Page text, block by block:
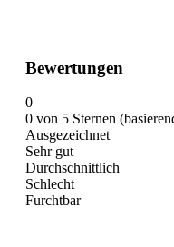
Bewertungen
0
0 von 5 Sternen
Ausgezeichnet
Sehr gut
Durchschnittlich
Schlecht
Furchtbar